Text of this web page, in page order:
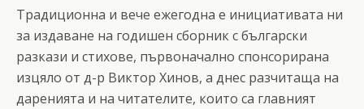
Традиционна и вече ежегодна е инициативата ни
за издаване на годишен сборник с български
разкази и стихове, първоначално спонсорирана
изцяло от д-р Виктор Хинов, а днес разчитаща на
даренията и на читателите, които са главният